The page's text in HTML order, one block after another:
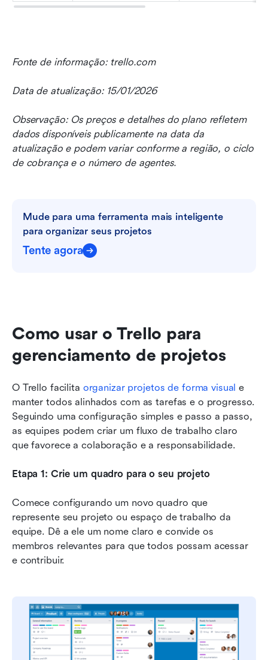
Fonte de informação: trello.com
Data de atualização: 15/01/2026
Observação: Os preços e detalhes do plano refletem
dados disponíveis publicamente na data da
atualização e podem variar conforme a região, o ciclo
de cobrança e o número de agentes.
Mude para uma ferramenta mais inteligente
para organizar seus projetos
Tente agora
Como usar o Trello para
gerenciamento de projetos
O Trello facilita organizar projetos de forma visual e
manter todos alinhados com as tarefas e o progresso.
Seguindo uma configuração simples e passo a passo,
as equipes podem criar um fluxo de trabalho claro
que favorece a colaboração e a responsabilidade.
Etapa 1: Crie um quadro para o seu projeto
Comece configurando um novo quadro que
represente seu projeto ou espaço de trabalho da
equipe. Dê a ele um nome claro e convide os
membros relevantes para que todos possam acessar
e contribuir.